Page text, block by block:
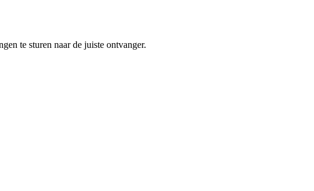
te sturen naar de juiste ontvanger.